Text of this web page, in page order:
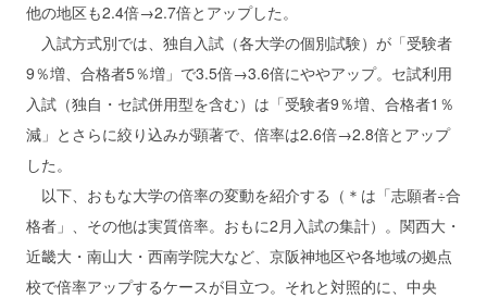
他の地区も2.4倍→2.7倍とアップした。
入試方式別では、独自入試（各大学の個別試験）が「受験者
9％増、合格者5％増」で3.5倍→3.6倍にややアップ。セ試利用
入試（独自・セ試併用型を含む）は「受験者9％増、合格者1％
減」とさらに絞り込みが顕著で、倍率は2.6倍→2.8倍とアップ
した。
以下、おもな大学の倍率の変動を紹介する（＊は「志願者÷合
格者」、その他は実質倍率。おもに2月入試の集計）。関西大・
近畿大・南山大・西南学院大など、京阪神地区や各地域の拠点
校で倍率アップするケースが目立つ。それと対照的に、中央